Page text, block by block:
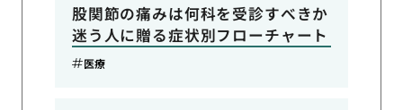
股関節の痛みは何科を受診すべきか
迷う人に贈る症状別フローチャート
医療